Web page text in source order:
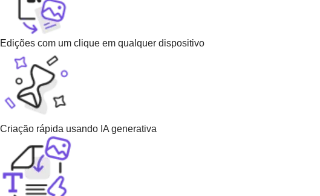
Edições com um clique em qualquer dispositivo
Criação rápida usando IA generativa